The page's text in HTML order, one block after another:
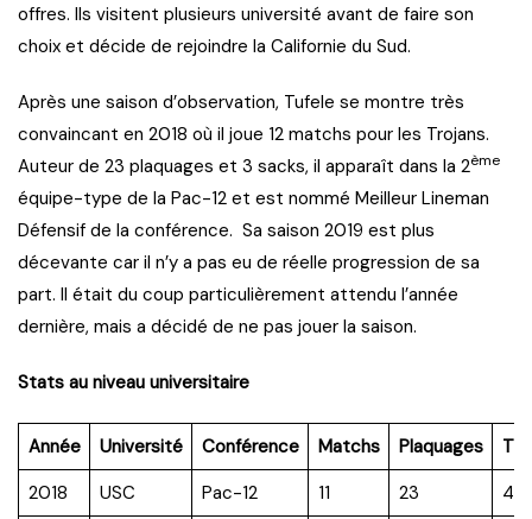
offres. Ils visitent plusieurs université avant de faire son
choix et décide de rejoindre la Californie du Sud.
Après une saison d’observation, Tufele se montre très
convaincant en 2018 où il joue 12 matchs pour les Trojans.
Auteur de 23 plaquages et 3 sacks, il apparaît dans la 2ème
équipe-type de la Pac-12 et est nommé Meilleur Lineman
Défensif de la conférence. Sa saison 2019 est plus
décevante car il n’y a pas eu de réelle progression de sa
part. Il était du coup particulièrement attendu l’année
dernière, mais a décidé de ne pas jouer la saison.
Stats au niveau universitaire
Année Université Conférence Matchs Plaquages
TFL
2018
USC Pac-12 11 23
4.5